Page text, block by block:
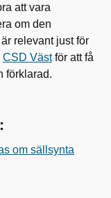
att vara
om den
relevant just för
CSD Västför att få
förklarad.
om sällsynta